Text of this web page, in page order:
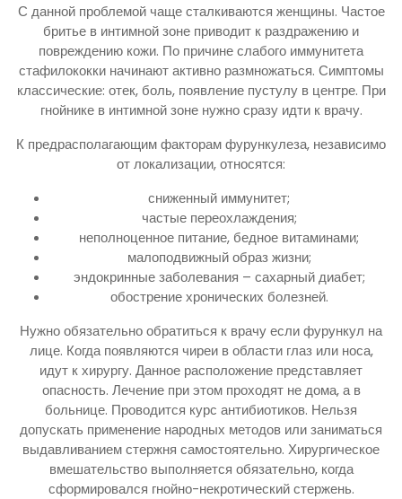
С данной проблемой чаще сталкиваются женщины. Частое
бритье в интимной зоне приводит к раздражению и
повреждению кожи. По причине слабого иммунитета
стафилококки начинают активно размножаться. Симптомы
классические: отек, боль, появление пустулу в центре. При
гнойнике в интимной зоне нужно сразу идти к врачу.
К предрасполагающим факторам фурункулеза, независимо
от локализации, относятся:
сниженный иммунитет;
частые переохлаждения;
неполноценное питание, бедное витаминами;
малоподвижный образ жизни;
эндокринные заболевания – сахарный диабет;
обострение хронических болезней.
Нужно обязательно обратиться к врачу если фурункул на
лице. Когда появляются чиреи в области глаз или носа,
идут к хирургу. Данное расположение представляет
опасность. Лечение при этом проходят не дома, а в
больнице. Проводится курс антибиотиков. Нельзя
допускать применение народных методов или заниматься
выдавливанием стержня самостоятельно. Хирургическое
вмешательство выполняется обязательно, когда
сформировался гнойно-некротический стержень.